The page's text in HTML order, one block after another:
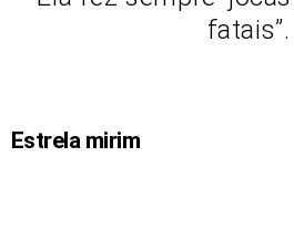
fatais”.
Estrela mirim